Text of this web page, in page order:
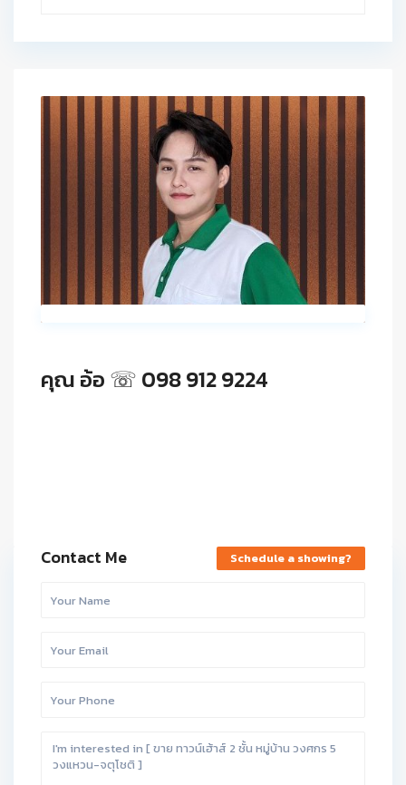
คุณ อ้อ ☏ 098 912 9224
Contact Me Schedule a showing?